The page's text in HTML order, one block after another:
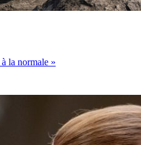
la normale »